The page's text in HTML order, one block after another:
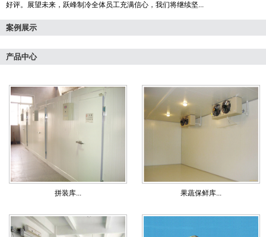
好评。展望未来，跃峰制冷全体员工充满信心，我们将继续坚...
案例展示
产品中心
拼装库... 果蔬保鲜库...